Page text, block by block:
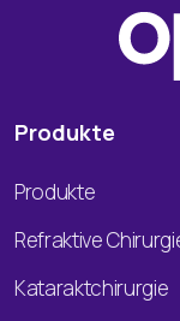
Produkte
Produkte
Refraktive
Kataraktchirurgie